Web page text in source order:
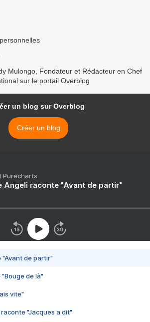
Mulongo, Fondateur et Rédacteur en Chef
sur le portail Overblog
un blog sur Overblog
Créer un blog
Purecharts
Angeli raconte "Avant de partir"
"Avant de partir"
"Bouge de là"
vite"
"Jacques a dit"